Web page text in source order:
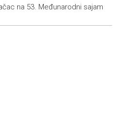
i Živašnice i dalje aktivan,
na 53. Međunarodni sajam